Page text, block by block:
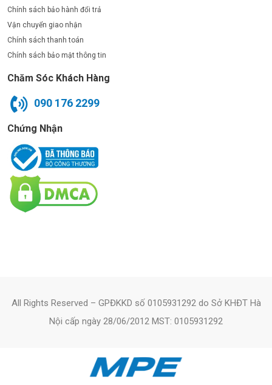
Chính sách bảo hành đổi trả
Vận chuyển giao nhận
Chính sách thanh toán
Chính sách bảo mật thông tin
Chăm Sóc Khách Hàng
090 176 2299
Chứng Nhận
All Rights Reserved – GPĐKKD số 0105931292 do Sở KHĐT Hà
Nội cấp ngày 28/06/2012 MST: 0105931292